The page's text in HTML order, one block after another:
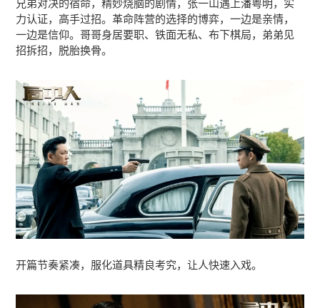
力认证，高手过招。革命阵营的选择的博弈，一边是亲情，
一边是信仰。哥哥身居要职、铁面无私、布下棋局，弟弟见
招拆招，脱胎换骨。
开篇节奏紧凑，服化道具精良考究，让人快速入戏。